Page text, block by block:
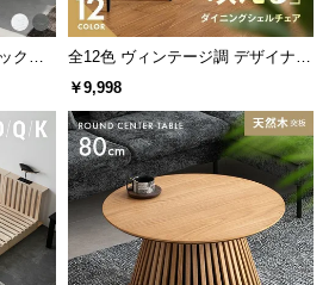
クフ
4人掛
全12色 ヴィンテージ調 デザイナー
ズシェルチェア
￥9,998